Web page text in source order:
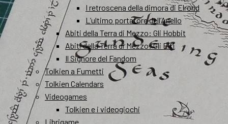
I retroscena della dimora di Elrond
L’ultimo portatore dell’Anello
Abiti della Terra di Mezzo: Gli Hobbit
Abiti della Terra di Mezzo: Gli Elfi
Il Signore del Fandom
Tolkien a Fumetti
Tolkien Calendars
Videogames
Tolkien e i videogiochi
Librigame